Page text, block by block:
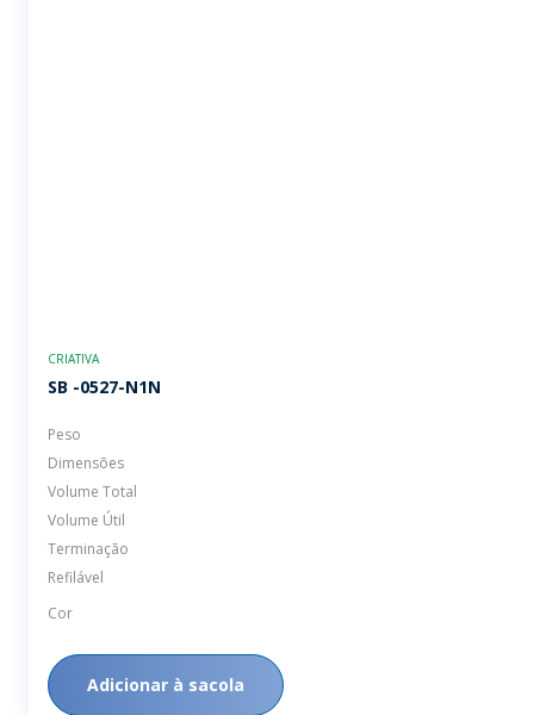
CRIATIVA
SB -0527-N1N
Peso
Dimensões
Volume Total
Volume Útil
Terminação
Refilável
Cor
Adicionar à sacola